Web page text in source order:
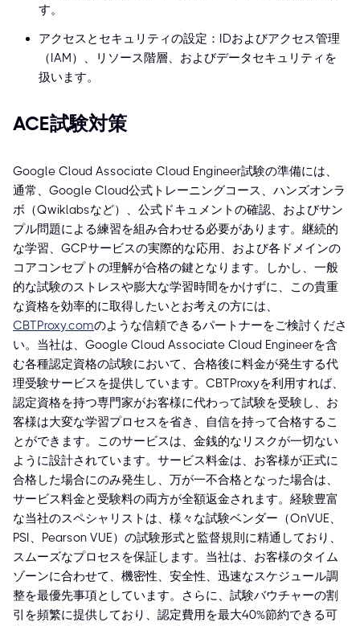
す。
アクセスとセキュリティの設定：IDおよびアクセス管理
（IAM）、リソース階層、およびデータセキュリティを
扱います。
ACE試験対策
Google Cloud Associate Cloud Engineer試験の準備には、
通常、Google Cloud公式トレーニングコース、ハンズオンラ
ボ（Qwiklabsなど）、公式ドキュメントの確認、およびサン
プル問題による練習を組み合わせる必要があります。継続的
な学習、GCPサービスの実際的な応用、および各ドメインの
コアコンセプトの理解が合格の鍵となります。しかし、一般
的な試験のストレスや膨大な学習時間をかけずに、この貴重
な資格を効率的に取得したいとお考えの方には、
CBTProxy.comのような信頼できるパートナーをご検討くださ
い。当社は、Google Cloud Associate Cloud Engineerを含
む各種認定資格の試験において、合格後に料金が発生する代
理受験サービスを提供しています。CBTProxyを利用すれば、
認定資格を持つ専門家がお客様に代わって試験を受験し、お
客様は大変な学習プロセスを省き、自信を持って合格するこ
とができます。このサービスは、金銭的なリスクが一切ない
ように設計されています。サービス料金は、お客様が正式に
合格した場合にのみ発生し、万が一不合格となった場合は、
サービス料金と受験料の両方が全額返金されます。経験豊富
な当社のスペシャリストは、様々な試験ベンダー（OnVUE、
PSI、Pearson VUE）の試験形式と監督規則に精通しており、
スムーズなプロセスを保証します。当社は、お客様のタイム
ゾーンに合わせて、機密性、安全性、迅速なスケジュール調
整を最優先事項としています。さらに、試験バウチャーの割
引を頻繁に提供しており、認定費用を最大40%節約できる可